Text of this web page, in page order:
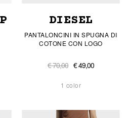
DIESEL
PANTALONCINI IN SPUGNA DI
COTONE CON LOGO
€ 70,00 € 49,00
1 color